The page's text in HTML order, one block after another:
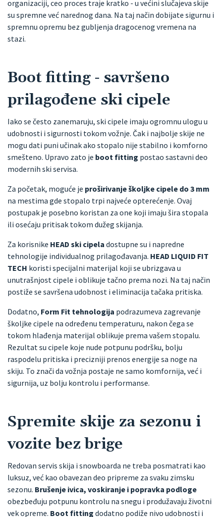
organizaciji, ceo proces traje kratko - u većini slučajeva skije
su spremne već narednog dana. Na taj način dobijate sigurnu i
spremnu opremu bez gubljenja dragocenog vremena na
stazi.
Boot fitting - savršeno
prilagođene ski cipele
Iako se često zanemaruju, ski cipele imaju ogromnu ulogu u
udobnosti i sigurnosti tokom vožnje. Čak i najbolje skije ne
mogu dati puni učinak ako stopalo nije stabilno i komforno
smešteno. Upravo zato je boot fitting postao sastavni deo
modernih ski servisa.
Za početak, moguće je proširivanje školjke cipele do 3 mm
na mestima gde stopalo trpi najveće opterećenje. Ovaj
postupak je posebno koristan za one koji imaju šira stopala
ili osećaju pritisak tokom dužeg skijanja.
Za korisnike HEAD ski cipela dostupne su i napredne
tehnologije individualnog prilagođavanja. HEAD LIQUID FIT
TECH koristi specijalni materijal koji se ubrizgava u
unutrašnjost cipele i oblikuje tačno prema nozi. Na taj način
postiže se savršena udobnost i eliminacija tačaka pritiska.
Dodatno, Form Fit tehnologija podrazumeva zagrevanje
školjke cipele na određenu temperaturu, nakon čega se
tokom hlađenja materijal oblikuje prema vašem stopalu.
Rezultat su cipele koje nude potpunu podršku, bolju
raspodelu pritiska i precizniji prenos energije sa noge na
skiju. To znači da vožnja postaje ne samo komfornija, već i
sigurnija, uz bolju kontrolu i performanse.
Spremite skije za sezonu i
vozite bez brige
Redovan servis skija i snowboarda ne treba posmatrati kao
luksuz, već kao obavezan deo pripreme za svaku zimsku
sezonu. Brušenje ivica, voskiranje i popravka podloge
obezbeđuju potpunu kontrolu na snegu i produžavaju životni
vek opreme. Boot fitting dodatno podiže nivo udobnosti i